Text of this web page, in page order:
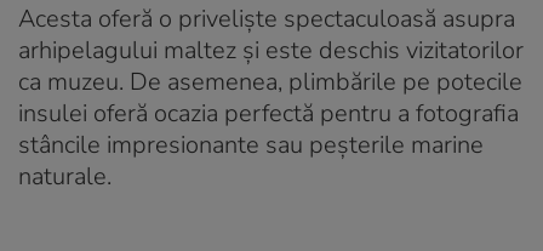
Acesta oferă o priveliște spectaculoasă asupra
arhipelagului maltez și este deschis vizitatorilor
ca muzeu. De asemenea, plimbările pe potecile
insulei oferă ocazia perfectă pentru a fotografia
stâncile impresionante sau peșterile marine
naturale.